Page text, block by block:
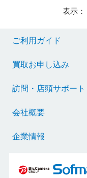
表示
ご利用ガイド
買取お申し込み
訪問・店頭サポート
会社概要
企業情報